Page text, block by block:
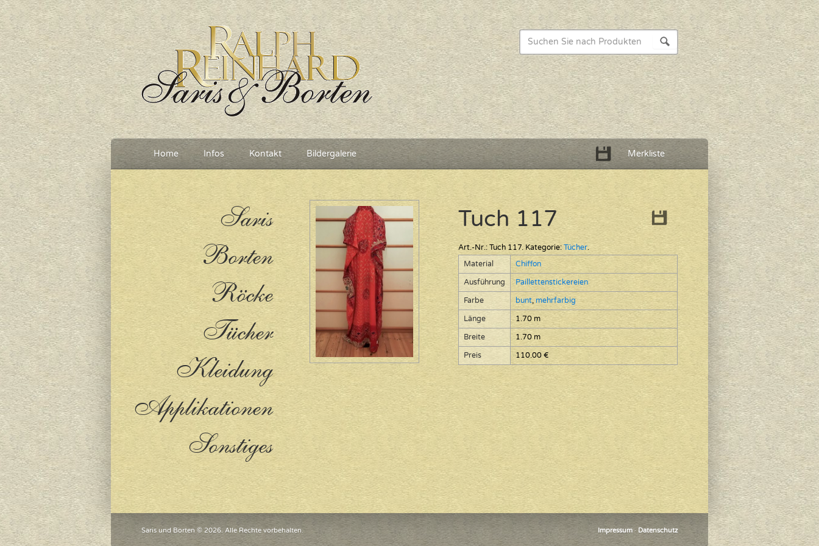
Home Infos Kontakt Bildergalerie Merkliste
Tuch 117
Art.-Nr.: Tuch 117. Kategorie: Tücher.
Material
Chiffon
Ausführung
Paillettenstickereien
Farbe
bunt, mehrfarbig
Länge
1.70 m
Breite
1.70 m
Preis
110.00 €
Saris
Borten
Röcke
Tücher
Kleidung
Applikationen
Sonstiges
Saris und Borten © 2026. Alle Rechte vorbehalten. Impressum·Datenschutz